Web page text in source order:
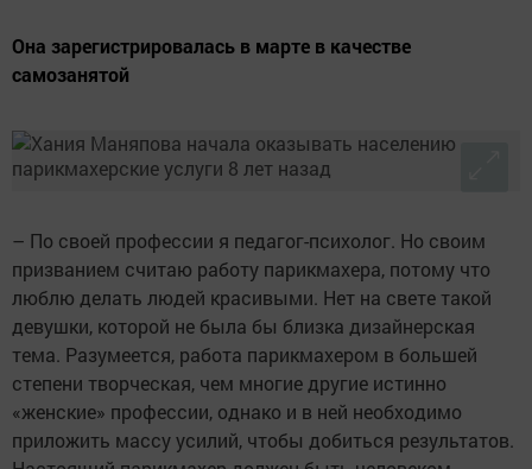
Она зарегистрировалась в марте в качестве
самозанятой
– По своей профессии я педагог-психолог. Но своим
призванием считаю работу парикмахера, потому что
люблю делать людей красивыми. Нет на свете такой
девушки, которой не была бы близка дизайнерская
тема. Разумеется, работа парикмахером в большей
степени творческая, чем многие другие истинно
«женские» профессии, однако и в ней необходимо
приложить массу усилий, чтобы добиться результатов.